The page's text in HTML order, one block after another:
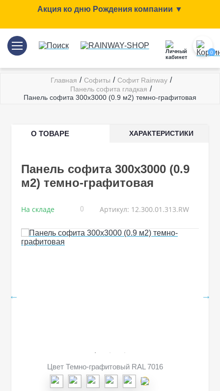
Акция ко дню Рождения компании ▼
0
Главная / Софиты / Софит Rainway /
Панель софита гладкая /
Панель софита 300x3000 (0.9 м2) темно-графитовая
О ТОВАРЕ ХАРАКТЕРИСТИКИ
Панель софита 300x3000 (0.9
м2) темно-графитовая
На складе 0 Артикул: 12.300.01.313.RW
Цвет Темно-графитовый RAL 7016